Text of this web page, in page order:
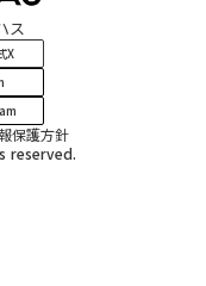
ス
X
保護方針
reserved.